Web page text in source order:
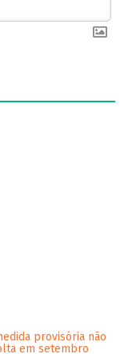
provisória não
em setembro